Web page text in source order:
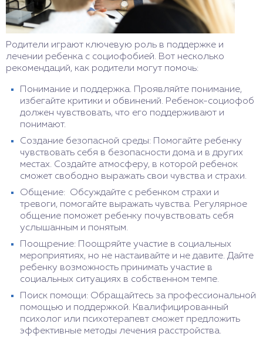
Родители играют ключевую роль в поддержке и
лечении ребенка с социофобией. Вот несколько
рекомендаций, как родители могут помочь:
Понимание и поддержка. Проявляйте понимание,
избегайте критики и обвинений. Ребенок-социофоб
должен чувствовать, что его поддерживают и
понимают.
Создание безопасной среды: Помогайте ребенку
чувствовать себя в безопасности дома и в других
местах. Создайте атмосферу, в которой ребенок
сможет свободно выражать свои чувства и страхи.
Общение: Обсуждайте с ребенком страхи и
тревоги, помогайте выражать чувства. Регулярное
общение поможет ребенку почувствовать себя
услышанным и понятым.
Поощрение: Поощряйте участие в социальных
мероприятиях, но не настаивайте и не давите. Дайте
ребенку возможность принимать участие в
социальных ситуациях в собственном темпе.
Поиск помощи: Обращайтесь за профессиональной
помощью и поддержкой. Квалифицированный
психолог или психотерапевт сможет предложить
эффективные методы лечения расстройства.